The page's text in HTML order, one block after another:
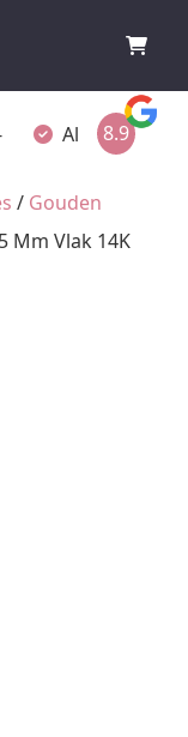
Altijd verpakt
8.9
/ Gouden
Mm Vlak 14K